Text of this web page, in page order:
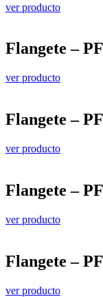
ver producto
Flangete –
ver producto
Flangete –
ver producto
Flangete –
ver producto
Flangete –
ver producto